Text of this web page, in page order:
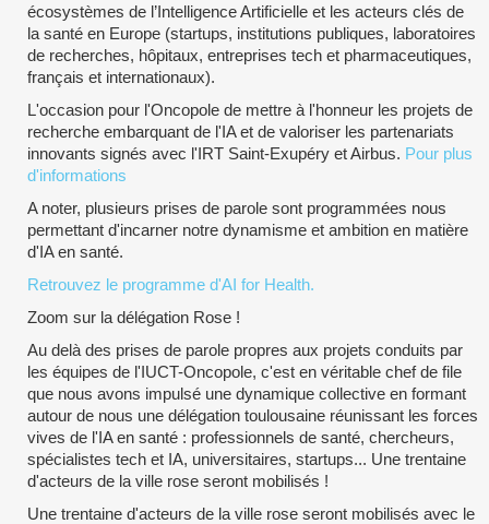
écosystèmes de l’Intelligence Artificielle et les acteurs clés de
la santé en Europe (startups, institutions publiques, laboratoires
de recherches, hôpitaux, entreprises tech et pharmaceutiques,
français et internationaux).
L'occasion pour l'Oncopole de mettre à l'honneur les projets de
recherche embarquant de l'IA et de valoriser les partenariats
innovants signés avec l'IRT Saint-Exupéry et Airbus. Pour plus
d'informations
A noter, plusieurs prises de parole sont programmées nous
permettant d'incarner notre dynamisme et ambition en matière
d'IA en santé.
Retrouvez le programme d'AI for Health.
Zoom sur la délégation Rose !
Au delà des prises de parole propres aux projets conduits par
les équipes de l'IUCT-Oncopole, c'est en véritable chef de file
que nous avons impulsé une dynamique collective en formant
autour de nous une délégation toulousaine réunissant les forces
vives de l'IA en santé : professionnels de santé, chercheurs,
spécialistes tech et IA, universitaires, startups... Une trentaine
d'acteurs de la ville rose seront mobilisés !
Une trentaine d'acteurs de la ville rose seront mobilisés avec le